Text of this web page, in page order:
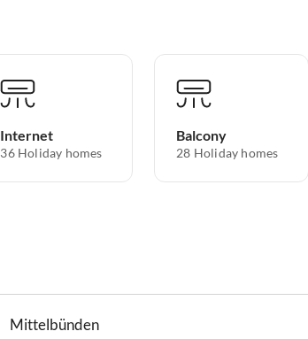
Internet
36 Holiday homes
Balcony
28 Holiday homes
Mittelbünden